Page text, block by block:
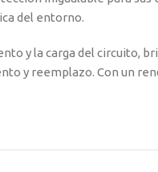
del entorno.
y la carga del circuito,
y reemplazo. Con un